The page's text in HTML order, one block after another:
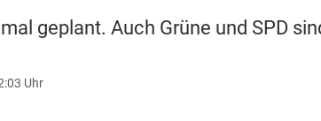
geplant. Auch Grüne und SPD
Uhr